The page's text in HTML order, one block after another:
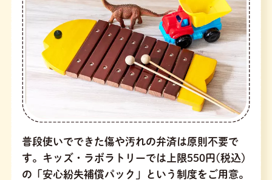
普段使いでできた傷や汚れの弁済は原則不要で
す。キッズ・ラボラトリーでは上限550円(税込)
の「安心紛失補償パック」という制度をご用意。